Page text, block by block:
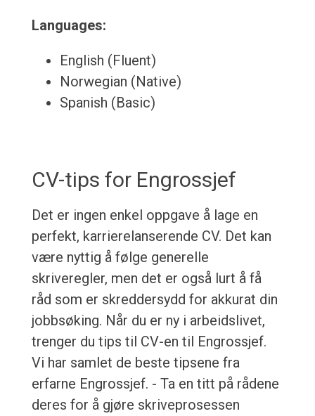
Languages:
English (Fluent)
Norwegian (Native)
Spanish (Basic)
CV-tips for Engrossjef
Det er ingen enkel oppgave å lage en
perfekt, karrierelanserende CV. Det kan
være nyttig å følge generelle
skriveregler, men det er også lurt å få
råd som er skreddersydd for akkurat din
jobbsøking. Når du er ny i arbeidslivet,
trenger du tips til CV-en til Engrossjef.
Vi har samlet de beste tipsene fra
erfarne Engrossjef. - Ta en titt på rådene
deres for å gjøre skriveprosessen